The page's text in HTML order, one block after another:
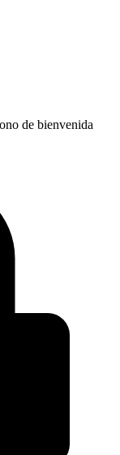
de bienvenida